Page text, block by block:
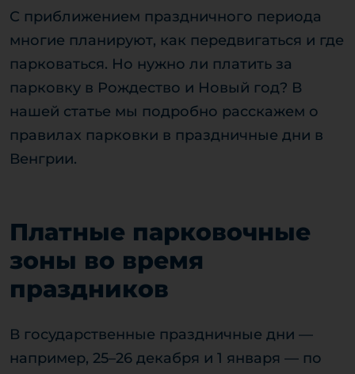
С приближением праздничного периода
многие планируют, как передвигаться и где
парковаться. Но нужно ли платить за
парковку в Рождество и Новый год? В
нашей статье мы подробно расскажем о
правилах парковки в праздничные дни в
Венгрии.
Платные парковочные
зоны во время
праздников
В государственные праздничные дни —
например, 25–26 декабря и 1 января — по